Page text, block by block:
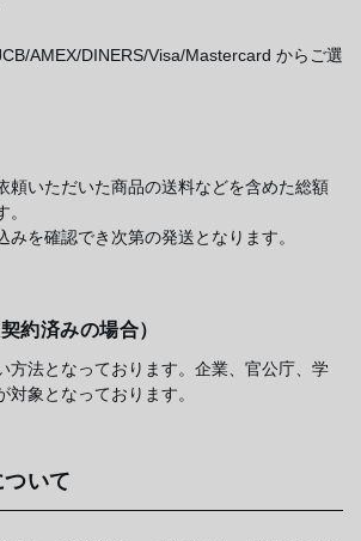
AMEX/DINERS/Visa/Mastercard からご選
頼いただいた商品の送料などを含めた総額
みを確認でき次第の発送となります。
約済みの場合）
方法となっております。企業、官公庁、学
象となっております。
いて